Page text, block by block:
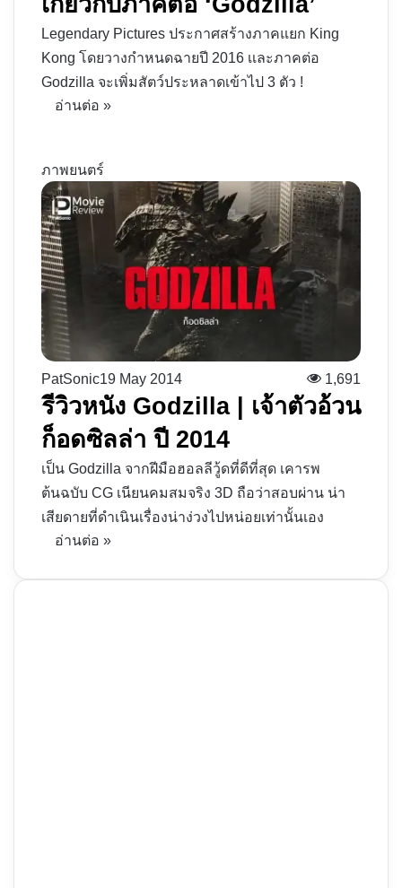
Legendary Pictures ประกาศสร้างภาคแยก King
Kong โดยวางกำหนดฉายปี 2016 เเละภาคต่อ
Godzilla จะเพิ่มสัตว์ประหลาดเข้าไป 3 ตัว !
อ่านต่อ »
ภาพยนตร์
PatSonic19 May 2014 1,691
รีวิวหนัง Godzilla | เจ้าตัวอ้วน
ก็อดซิลล่า ปี 2014
เป็น Godzilla จากฝีมือฮอลลีวู้ดที่ดีที่สุด เคารพ
ต้นฉบับ CG เนียนคมสมจริง 3D ถือว่าสอบผ่าน น่า
เสียดายที่ดำเนินเรื่องน่าง่วงไปหน่อยเท่านั้นเอง
อ่านต่อ »